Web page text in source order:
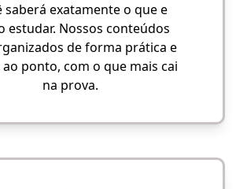
saberá exatamente o que e
estudar. Nossos conteúdos
de forma prática e
ponto, com o que mais cai
na prova.